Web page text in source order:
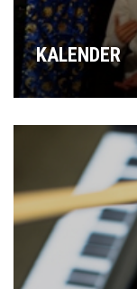
KALENDER